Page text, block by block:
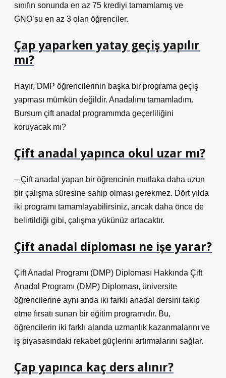
sınıfın sonunda en az 75 krediyi tamamlamış ve
GNO’su en az 3 olan öğrenciler.
Çap yaparken yatay geçiş yapılır
mı?
Hayır, DMP öğrencilerinin başka bir programa geçiş
yapması mümkün değildir. Anadalımı tamamladım.
Bursum çift anadal programımda geçerliliğini
koruyacak mı?
Çift anadal yapınca okul uzar mı?
– Çift anadal yapan bir öğrencinin mutlaka daha uzun
bir çalışma süresine sahip olması gerekmez. Dört yılda
iki programı tamamlayabilirsiniz, ancak daha önce de
belirtildiği gibi, çalışma yükünüz artacaktır.
Çift anadal diploması ne işe yarar?
Çift Anadal Programı (DMP) Diploması Hakkında Çift
Anadal Programı (DMP) Diploması, üniversite
öğrencilerine aynı anda iki farklı anadal dersini takip
etme fırsatı sunan bir eğitim programıdır. Bu,
öğrencilerin iki farklı alanda uzmanlık kazanmalarını ve
iş piyasasındaki rekabet güçlerini artırmalarını sağlar.
Çap yapınca kaç ders alınır?